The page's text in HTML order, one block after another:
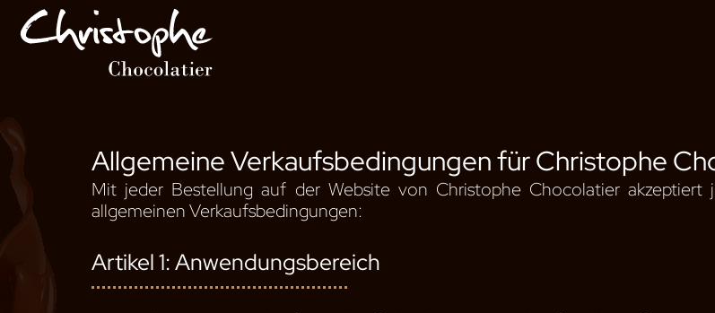
Inhalt
Allgemeine Verkaufsbedingungen für Christophe
Mit jeder Bestellung auf der Website von Christophe Chocolatier akzeptiert
allgemeinen Verkaufsbedingungen:
Artikel 1: Anwendungsbereich